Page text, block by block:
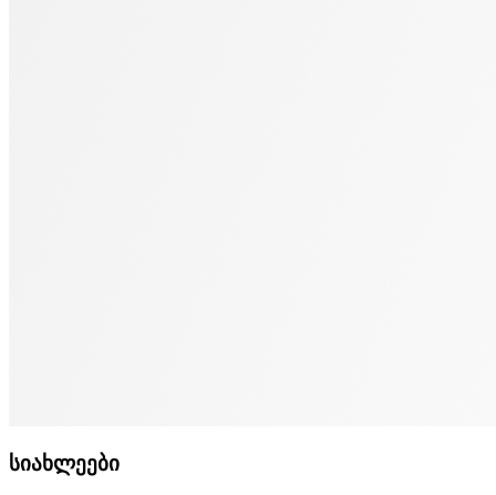
სიახლეები